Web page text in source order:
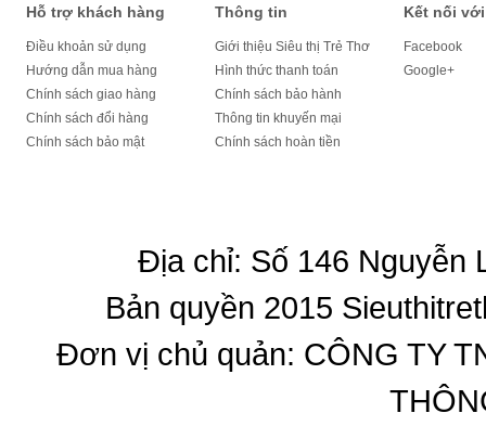
Hỗ trợ khách hàng
Điều khoản sử dụng
Hướng dẫn mua hàng
Chính sách giao hàng
Chính sách đổi hàng
Chính sách bảo mật
Thông tin
Giới thiệu Siêu thị Trẻ Thơ
Hình thức thanh toán
Chính sách bảo hành
Thông tin khuyến mại
Chính sách hoàn tiền
Kết nối
Facebook
Google+
Địa chỉ: Số 146 Nguyễn
Bản quyền 2015
Đơn vị chủ quản: CÔNG TY